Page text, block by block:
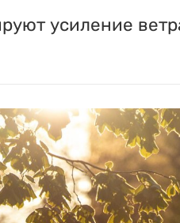
усиление